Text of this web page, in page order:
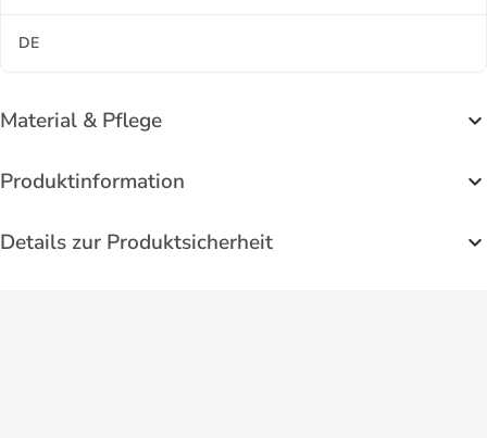
DE
Material & Pflege
Produktinformation
Details zur Produktsicherheit